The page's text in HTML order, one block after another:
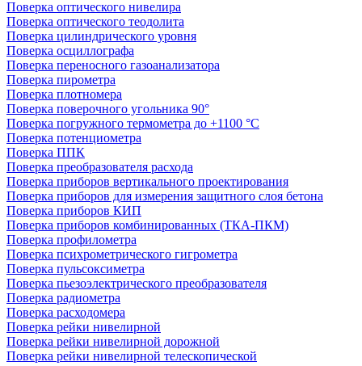
Поверка оптического нивелира
Поверка оптического теодолита
Поверка цилиндрического уровня
Поверка осциллографа
Поверка переносного газоанализатора
Поверка пирометра
Поверка плотномера
Поверка поверочного угольника 90°
Поверка погружного термометра до +1100 °С
Поверка потенциометра
Поверка ППК
Поверка преобразователя расхода
Поверка приборов вертикального проектирования
Поверка приборов для измерения защитного слоя бетона
Поверка приборов КИП
Поверка приборов комбинированных (ТКА-ПКМ)
Поверка профилометра
Поверка психрометрического гигрометра
Поверка пульсоксиметра
Поверка пьезоэлектрического преобразователя
Поверка радиометра
Поверка расходомера
Поверка рейки нивелирной
Поверка рейки нивелирной дорожной
Поверка рейки нивелирной телескопической